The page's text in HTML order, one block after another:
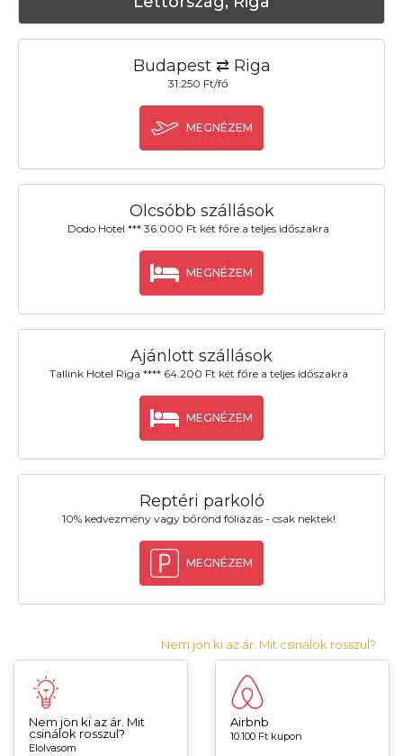
Budapest ⇄ Riga
31.250 Ft/fő
MEGNÉZEM
Olcsóbb szállások
Dodo Hotel *** 36.000 Ft két főre a teljes időszakra
MEGNÉZEM
Ajánlott szállások
Tallink Hotel Riga **** 64.200 Ft két főre a teljes időszakra
MEGNÉZEM
Reptéri parkoló
10% kedvezmény vagy bőrönd fóliázás - csak nektek!
MEGNÉZEM
Nem jön ki az ár. Mit csinálok rosszul?
Nem jön ki az ár. Mit
csinálok rosszul?
Elolvasom
Airbnb
10.100 Ft kupon